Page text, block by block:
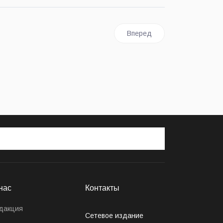
Следующий: Екатерина
Вперед
Контакты
Сетевое издание